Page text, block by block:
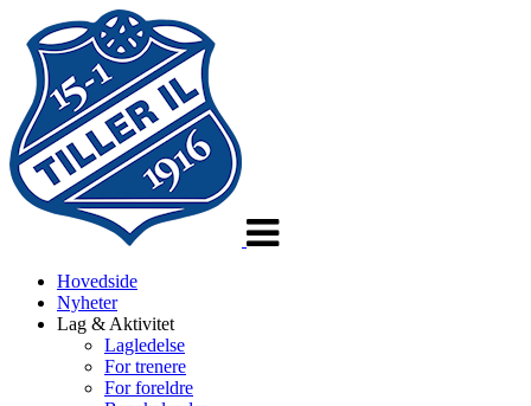
Hovedside
Nyheter
Lag & Aktivitet
Lagledelse
For trenere
For foreldre